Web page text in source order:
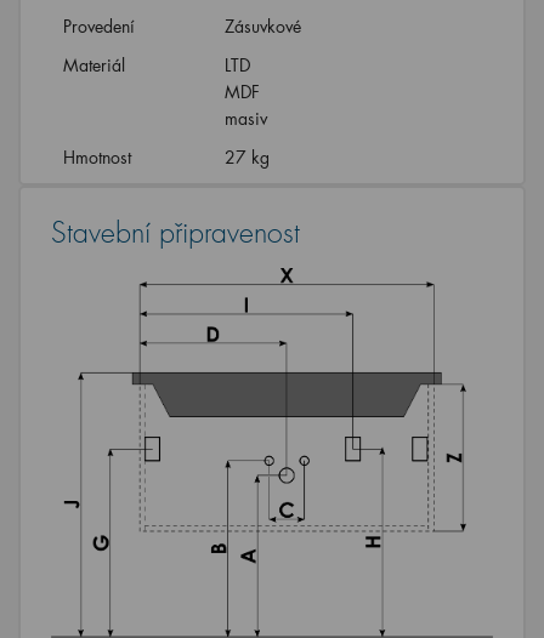
Provedení
Zásuvkové
Materiál
LTD
MDF
masiv
Hmotnost
27 kg
Stavební připravenost